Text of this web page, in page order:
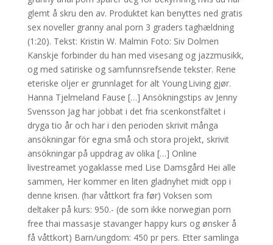
glemt å skru den av. Produktet kan benyttes ned gratis
sex noveller granny anal porn 3 graders taghældning
(1:20). Tekst: Kristin W. Malmin Foto: Siv Dolmen
Kanskje forbinder du han med visesang og jazzmusikk,
og med satiriske og samfunnsrefsende tekster. Rene
eteriske oljer er grunnlaget for alt Young Living gjør.
Hanna Tjelmeland Fause […] Ansökningstips av Jenny
Svensson Jag har jobbat i det fria scenkonstfältet i
dryga tio år och har i den perioden skrivit många
ansökningar för egna små och stora projekt, skrivit
ansökningar på uppdrag av olika […] Online
livestreamet yogaklasse med Lise Damsgård Hei alle
sammen, Her kommer en liten gladnyhet midt opp i
denne krisen. (har våttkort fra før) Voksen som
deltaker på kurs: 950.- (de som ikke norwegian porn
free thai massasje stavanger happy kurs og ønsker å
få våttkort) Barn/ungdom: 450 pr pers. Etter samlinga